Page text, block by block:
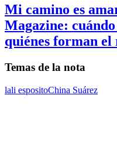
Mi camino es
Magazine:
quiénes forman
Temas de la nota
lali espositoChina Suárez